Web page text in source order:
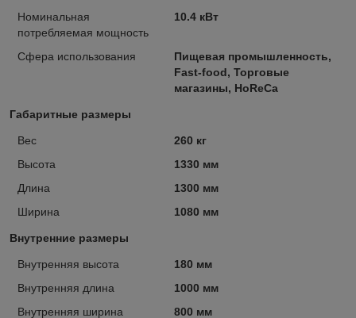
Номинальная
потребляемая мощность
10.4 кВт
Сфера использования
Пищевая промышленность,
Fast-food, Торговые
магазины, HoReCa
Габаритные размеры
Вес
260 кг
Высота
1330 мм
Длина
1300 мм
Ширина
1080 мм
Внутренние размеры
Внутренняя высота
180 мм
Внутренняя длина
1000 мм
Внутренняя ширина
800 мм